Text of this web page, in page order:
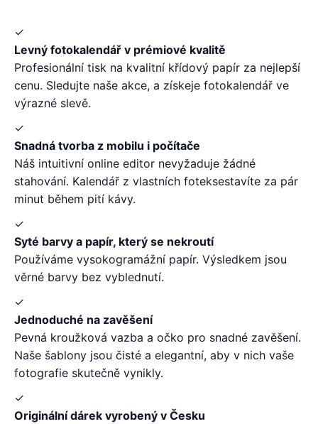
✓
Levný fotokalendář v prémiové kvalitě
Profesionální tisk na kvalitní křídový papír za nejlepší
cenu. Sledujte naše akce, a získeje fotokalendář ve
výrazné slevě.
✓
Snadná tvorba z mobilu i počítače
Náš intuitivní online editor nevyžaduje žádné
stahování. Kalendář z vlastních foteksestavíte za pár
minut během pití kávy.
✓
Syté barvy a papír, který se nekroutí
Používáme vysokogramážní papír. Výsledkem jsou
věrné barvy bez vyblednutí.
✓
Jednoduché na zavěšení
Pevná kroužková vazba a očko pro snadné zavěšení.
Naše šablony jsou čisté a elegantní, aby v nich vaše
fotografie skutečně vynikly.
✓
Originální dárek vyrobený v Česku